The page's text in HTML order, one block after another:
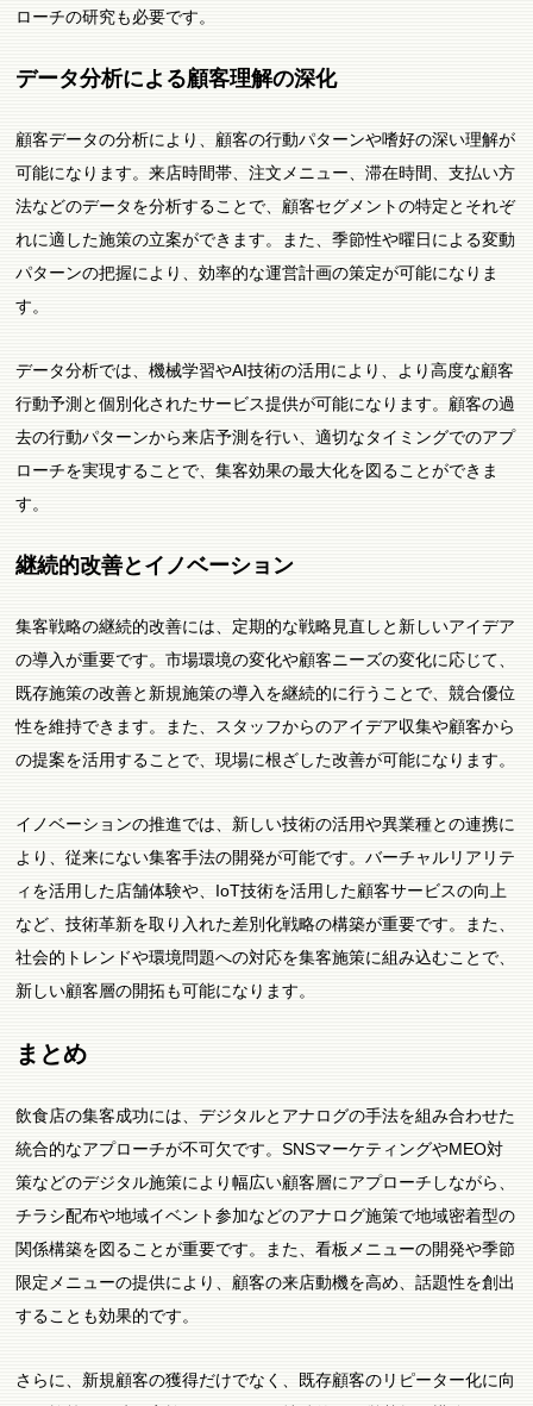
ローチの研究も必要です。
データ分析による顧客理解の深化
顧客データの分析により、顧客の行動パターンや嗜好の深い理解が
可能になります。来店時間帯、注文メニュー、滞在時間、支払い方
法などのデータを分析することで、顧客セグメントの特定とそれぞ
れに適した施策の立案ができます。また、季節性や曜日による変動
パターンの把握により、効率的な運営計画の策定が可能になりま
す。
データ分析では、機械学習やAI技術の活用により、より高度な顧客
行動予測と個別化されたサービス提供が可能になります。顧客の過
去の行動パターンから来店予測を行い、適切なタイミングでのアプ
ローチを実現することで、集客効果の最大化を図ることができま
す。
継続的改善とイノベーション
集客戦略の継続的改善には、定期的な戦略見直しと新しいアイデア
の導入が重要です。市場環境の変化や顧客ニーズの変化に応じて、
既存施策の改善と新規施策の導入を継続的に行うことで、競合優位
性を維持できます。また、スタッフからのアイデア収集や顧客から
の提案を活用することで、現場に根ざした改善が可能になります。
イノベーションの推進では、新しい技術の活用や異業種との連携に
より、従来にない集客手法の開発が可能です。バーチャルリアリテ
ィを活用した店舗体験や、IoT技術を活用した顧客サービスの向上
など、技術革新を取り入れた差別化戦略の構築が重要です。また、
社会的トレンドや環境問題への対応を集客施策に組み込むことで、
新しい顧客層の開拓も可能になります。
まとめ
飲食店の集客成功には、デジタルとアナログの手法を組み合わせた
統合的なアプローチが不可欠です。SNSマーケティングやMEO対
策などのデジタル施策により幅広い顧客層にアプローチしながら、
チラシ配布や地域イベント参加などのアナログ施策で地域密着型の
関係構築を図ることが重要です。また、看板メニューの開発や季節
限定メニューの提供により、顧客の来店動機を高め、話題性を創出
することも効果的です。
さらに、新規顧客の獲得だけでなく、既存顧客のリピーター化に向